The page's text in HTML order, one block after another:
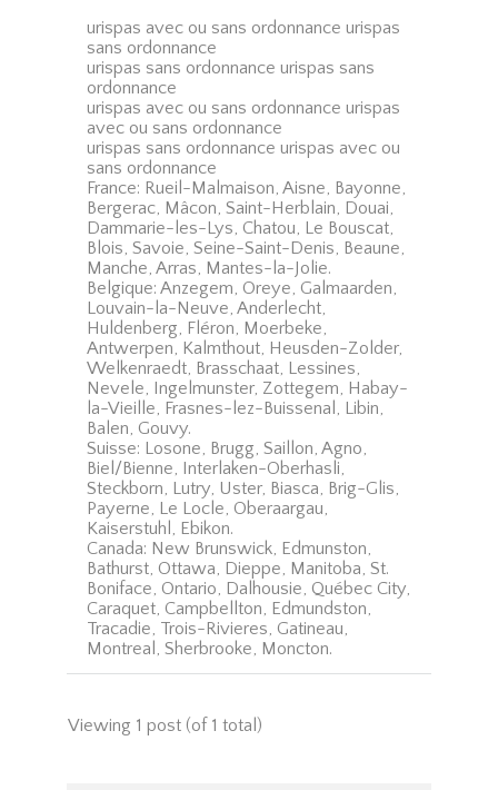
urispas avec ou sans ordonnance urispas
sans ordonnance
urispas sans ordonnance urispas sans
ordonnance
urispas avec ou sans ordonnance urispas
avec ou sans ordonnance
urispas sans ordonnance urispas avec ou
sans ordonnance
France: Rueil-Malmaison, Aisne, Bayonne,
Bergerac, Mâcon, Saint-Herblain, Douai,
Dammarie-les-Lys, Chatou, Le Bouscat,
Blois, Savoie, Seine-Saint-Denis, Beaune,
Manche, Arras, Mantes-la-Jolie.
Belgique: Anzegem, Oreye, Galmaarden,
Louvain-la-Neuve, Anderlecht,
Huldenberg, Fléron, Moerbeke,
Antwerpen, Kalmthout, Heusden-Zolder,
Welkenraedt, Brasschaat, Lessines,
Nevele, Ingelmunster, Zottegem, Habay-
la-Vieille, Frasnes-lez-Buissenal, Libin,
Balen, Gouvy.
Suisse: Losone, Brugg, Saillon, Agno,
Biel/Bienne, Interlaken-Oberhasli,
Steckborn, Lutry, Uster, Biasca, Brig-Glis,
Payerne, Le Locle, Oberaargau,
Kaiserstuhl, Ebikon.
Canada: New Brunswick, Edmunston,
Bathurst, Ottawa, Dieppe, Manitoba, St.
Boniface, Ontario, Dalhousie, Québec City,
Caraquet, Campbellton, Edmundston,
Tracadie, Trois-Rivieres, Gatineau,
Montreal, Sherbrooke, Moncton.
Viewing 1 post (of 1 total)